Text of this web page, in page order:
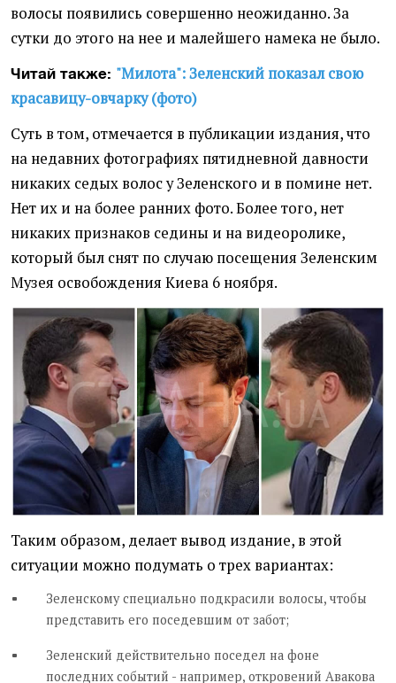
волосы появились совершенно неожиданно. За
сутки до этого на нее и малейшего намека не было.
Читай также: "Милота": Зеленский показал свою
красавицу-овчарку (фото)
Суть в том, отмечается в публикации издания, что
на недавних фотографиях пятидневной давности
никаких седых волос у Зеленского и в помине нет.
Нет их и на более ранних фото. Более того, нет
никаких признаков седины и на видеоролике,
который был снят по случаю посещения Зеленским
Музея освобождения Киева 6 ноября.
Таким образом, делает вывод издание, в этой
ситуации можно подумать о трех вариантах:
Зеленскому специально подкрасили волосы, чтобы
представить его поседевшим от забот;
Зеленский действительно поседел на фоне
последних событий - например, откровений Авакова